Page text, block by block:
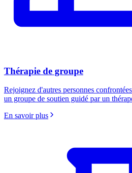
Thérapie de groupe
Rejoignez d'autres personnes
un groupe de soutien guidé par un
En savoir plus